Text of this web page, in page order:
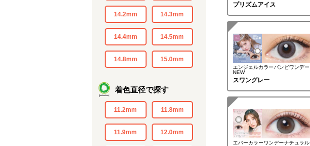
14.2mm 14.3mm
14.4mm 14.5mm
14.8mm 15.0mm
着色直径で探す
11.2mm 11.8mm
11.9mm 12.0mm
プリズムアイス
エンジェルカラーバンビワンデー
NEW
スワングレー
エバーカラーワンデーナチュラル